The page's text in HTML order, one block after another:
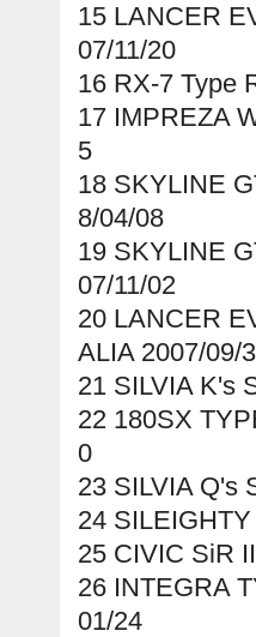
15 LANCER
07/11/20
16 RX-7 Type
17 IMPREZA
5
18 SKYLINE
8/04/08
19 SKYLINE
07/11/02
20 LANCER
ALIA 2007/09/
21 SILVIA K's
22 180SX
0
23 SILVIA Q's
24
25 CIVIC SiR
26 INTEGRA
01/24